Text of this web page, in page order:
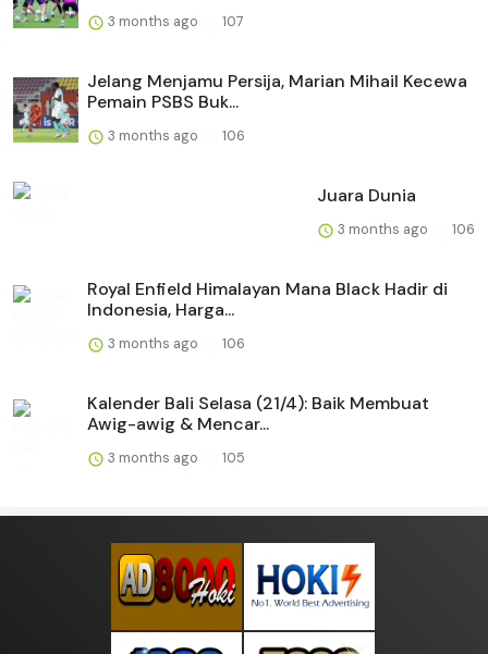
3 months ago 107
Jelang Menjamu Persija, Marian Mihail Kecewa
Pemain PSBS Buk...
3 months ago 106
Juara Dunia
3 months ago 106
Royal Enfield Himalayan Mana Black Hadir di
Indonesia, Harga...
3 months ago 106
Kalender Bali Selasa (21/4): Baik Membuat
Awig-awig & Mencar...
3 months ago 105